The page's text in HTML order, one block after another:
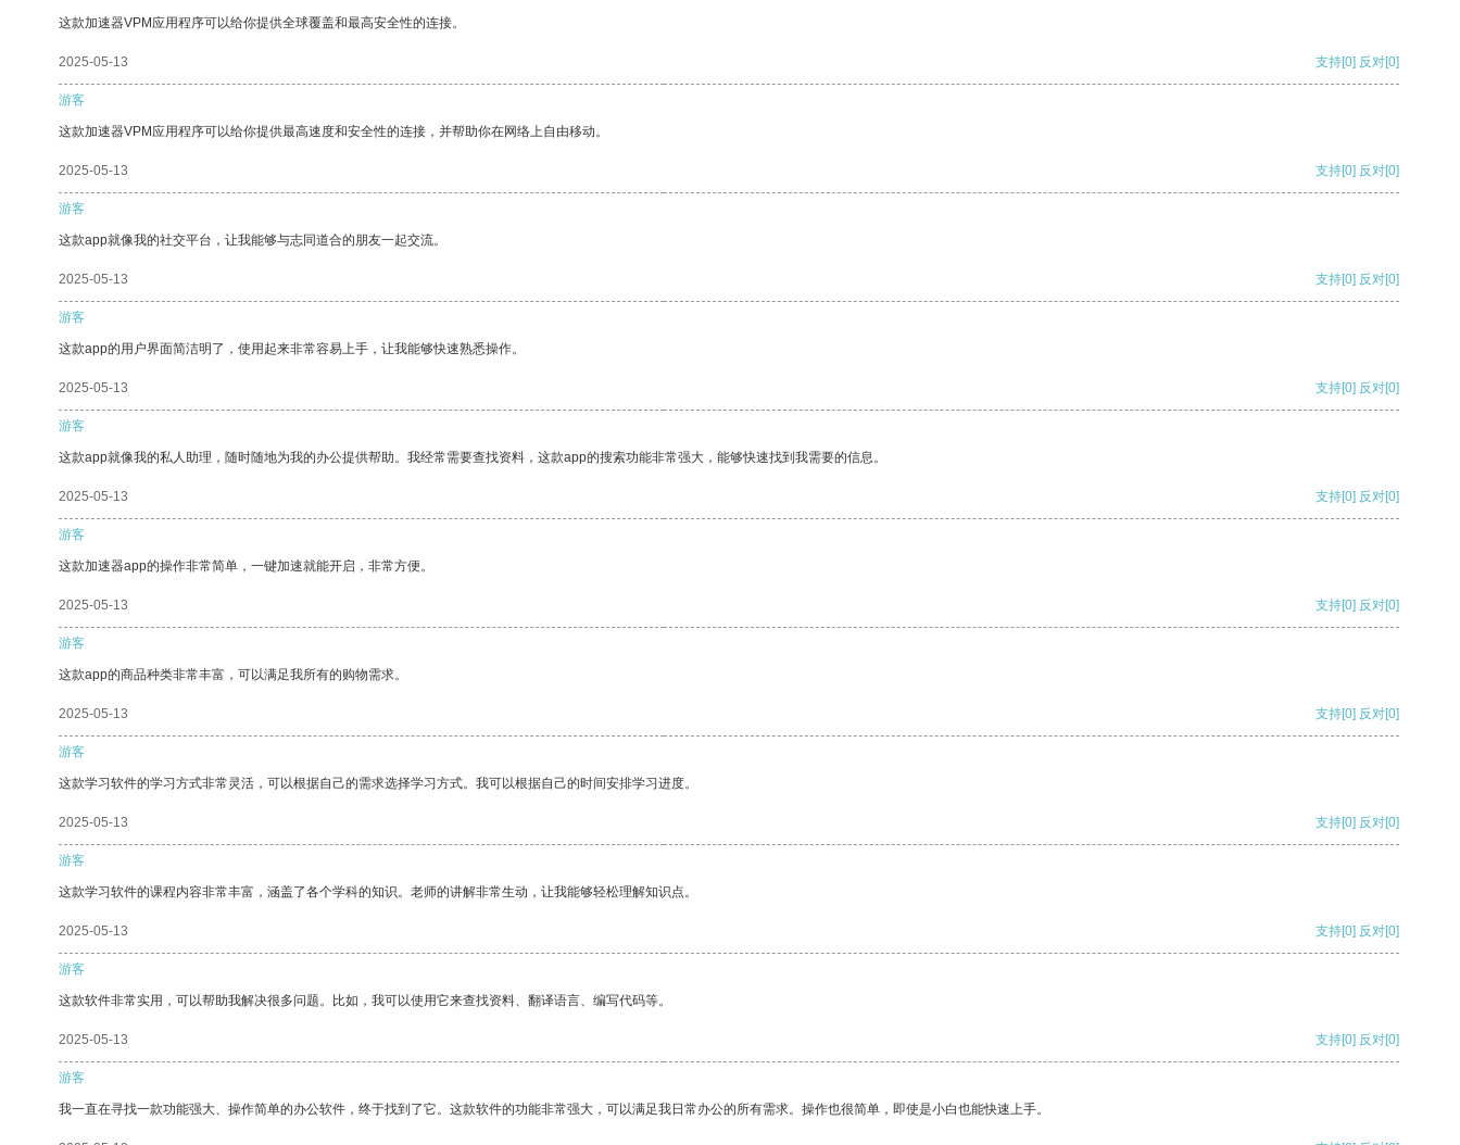
这款加速器VPM应用程序可以给你提供全球覆盖和最高安全性的连接。
2025-05-13 支持[0] 反对[0]
游客
这款加速器VPM应用程序可以给你提供最高速度和安全性的连接，并帮助你在网络上自由移动。
2025-05-13 支持[0] 反对[0]
游客
这款app就像我的社交平台，让我能够与志同道合的朋友一起交流。
2025-05-13 支持[0] 反对[0]
游客
这款app的用户界面简洁明了，使用起来非常容易上手，让我能够快速熟悉操作。
2025-05-13 支持[0] 反对[0]
游客
这款app就像我的私人助理，随时随地为我的办公提供帮助。我经常需要查找资料，这款app的搜索功能非常强大，能够快速找到我需要的信息。
2025-05-13 支持[0] 反对[0]
游客
这款加速器app的操作非常简单，一键加速就能开启，非常方便。
2025-05-13 支持[0] 反对[0]
游客
这款app的商品种类非常丰富，可以满足我所有的购物需求。
2025-05-13 支持[0] 反对[0]
游客
这款学习软件的学习方式非常灵活，可以根据自己的需求选择学习方式。我可以根据自己的时间安排学习进度。
2025-05-13 支持[0] 反对[0]
游客
这款学习软件的课程内容非常丰富，涵盖了各个学科的知识。老师的讲解非常生动，让我能够轻松理解知识点。
2025-05-13 支持[0] 反对[0]
游客
这款软件非常实用，可以帮助我解决很多问题。比如，我可以使用它来查找资料、翻译语言、编写代码等。
2025-05-13 支持[0] 反对[0]
游客
我一直在寻找一款功能强大、操作简单的办公软件，终于找到了它。这款软件的功能非常强大，可以满足我日常办公的所有需求。操作也很简单，即使是小白也能快速上手。